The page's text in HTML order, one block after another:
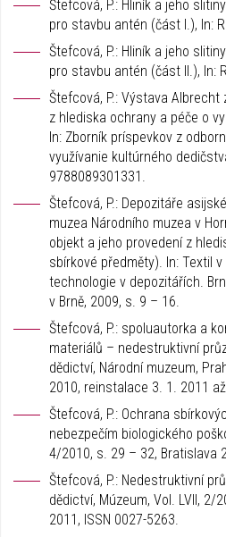
Štefcová, P.: Hliník a jeho
pro stavbu antén (část I.), In:
Štefcová, P.: Hliník a jeho
pro stavbu antén (část II.), In:
Štefcová, P.: Výstava
z hlediska ochrany a péče o
In: Zborník príspevkov z
využívanie kultúrného
9788089301331.
Štefcová, P.: Depozitáře
muzea Národního muzea v
objekt a jeho provedení z
sbírkové předměty). In: Textil
technologie v depozitářích.
v Brně, 2009, s. 9 – 16.
Štefcová, P.: spoluautorka a
materiálů – nedestruktivní
dědictví, Národní muzeum,
2010, reinstalace 3. 1. 2011
Štefcová, P.: Ochrana
nebezpečím biologického
4/2010, s. 29 – 32, Bratislava
Štefcová, P.: Nedestruktivní
dědictví, Múzeum, Vol. LVII, 2/
2011, ISSN 0027-5263.